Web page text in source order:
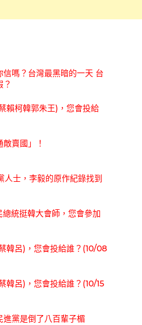
嗎？台灣最黑暗的一天 台
？
賴柯韓郭朱王)，您會投給
賣國」！
人士，李毅的原作紀錄找到
統挺韓大會師，您會參加
韓呂)，您會投給誰？(10/08
韓呂)，您會投給誰？(10/15
黨是倒了八百輩子楣